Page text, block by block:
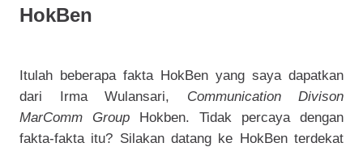
HokBen
Itulah beberapa fakta HokBen yang saya dapatkan
dari Irma Wulansari, Communication Divison
MarComm Group Hokben. Tidak percaya dengan
fakta-fakta itu? Silakan datang ke HokBen terdekat